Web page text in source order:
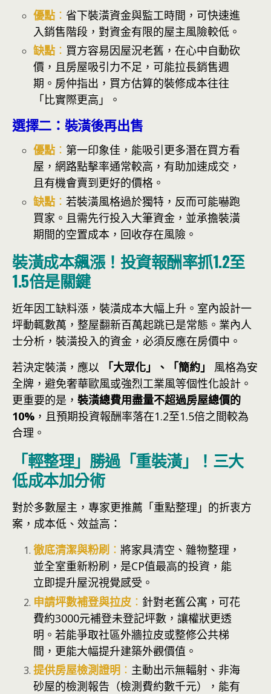
優點 ： 省下裝潢資金與監工時間，可快速進
入銷售階段，對資金有限的屋主風險較低。
缺點 ： 買方容易因屋況老舊，在心中自動砍
價，且房屋吸引力不足，可能拉長銷售週
期。房仲指出，買方估算的裝修成本往往
「比實際更高」。
選擇二：裝潢後再出售
優點 ： 第一印象佳，能吸引更多潛在買方看
屋，網路點擊率通常較高，有助加速成交，
且有機會賣到更好的價格。
缺點 ： 若裝潢風格過於獨特，反而可能嚇跑
買家。且需先行投入大筆資金，並承擔裝潢
期間的空置成本，回收存在風險。
裝潢成本飆漲！投資報酬率抓1.2至
1.5倍是關鍵
近年因工缺料漲，裝潢成本大幅上升。室內設計一
坪動輒數萬，整屋翻新百萬起跳已是常態。業內人
士分析，裝潢投入的資金，必須反應在房價中。
若決定裝潢，應以
「大眾化」、「簡約」
風格為安
全牌，避免奢華歐風或強烈工業風等個性化設計。
更重要的是， 裝潢總費用盡量不超過房屋總價的
10% ，且預期投資報酬率落在1.2至1.5倍之間較為
合理。
「輕整理」勝過「重裝潢」！三大
低成本加分術
對於多數屋主，專家更推薦「重點整理」的折衷方
案，成本低、效益高：
徹底清潔與粉刷 ： 將家具清空、雜物整理，
並全室重新粉刷，是CP值最高的投資，能
立即提升屋況視覺感受。
申請坪數補登與拉皮 ： 針對老舊公寓，可花
費約3000元補登未登記坪數，讓權狀更透
明。若能爭取社區外牆拉皮或整修公共梯
間，更能大幅提升建築外觀價值。
提供房屋檢測證明 ： 主動出示無輻射、非海
砂屋的檢測報告（檢測費約數千元），能有